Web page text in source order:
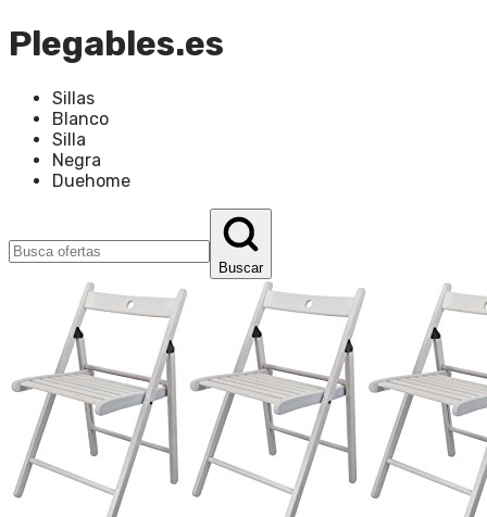
Plegables.es
Sillas
Blanco
Silla
Negra
Duehome
Buscar